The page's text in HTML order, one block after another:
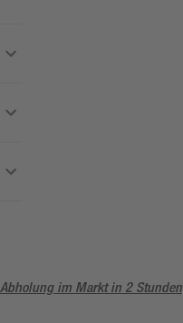
Abholung im Markt in 2 Stunden